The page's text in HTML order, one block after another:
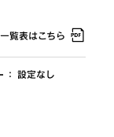
覧表はこちら
： 設定なし